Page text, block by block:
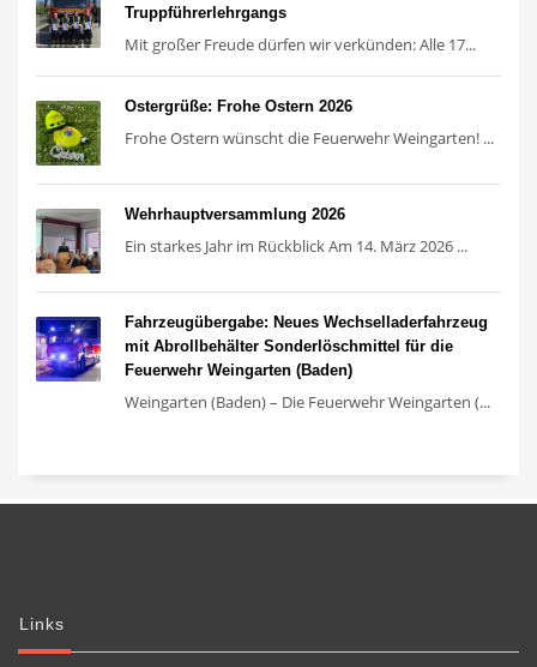
Truppführerlehrgangs
Mit großer Freude dürfen wir verkünden: Alle 17...
Ostergrüße: Frohe Ostern 2026
Frohe Ostern wünscht die Feuerwehr Weingarten! ...
Wehrhauptversammlung 2026
Ein starkes Jahr im Rückblick Am 14. März 2026 ...
Fahrzeugübergabe: Neues Wechselladerfahrzeug
mit Abrollbehälter Sonderlöschmittel für die
Feuerwehr Weingarten (Baden)
Weingarten (Baden) – Die Feuerwehr Weingarten (...
Links